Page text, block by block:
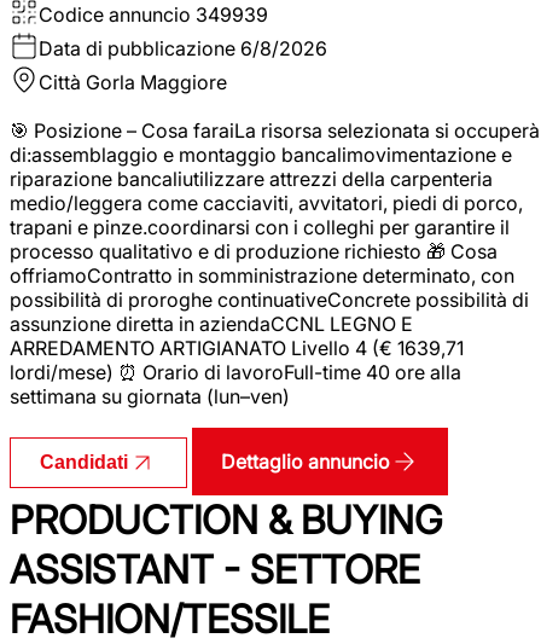
Codice annuncio 349939
Data di pubblicazione 6/8/2026
Città Gorla Maggiore
🎯 Posizione – Cosa faraiLa risorsa selezionata si occuperà
di:assemblaggio e montaggio bancalimovimentazione e
riparazione bancaliutilizzare attrezzi della carpenteria
medio/leggera come cacciaviti, avvitatori, piedi di porco,
trapani e pinze.coordinarsi con i colleghi per garantire il
processo qualitativo e di produzione richiesto 🎁 Cosa
offriamoContratto in somministrazione determinato, con
possibilità di proroghe continuativeConcrete possibilità di
assunzione diretta in aziendaCCNL LEGNO E
ARREDAMENTO ARTIGIANATO Livello 4 (€ 1639,71
lordi/mese) ⏰ Orario di lavoroFull-time 40 ore alla
settimana su giornata (lun–ven)
Candidati Dettaglio annuncio
PRODUCTION & BUYING
ASSISTANT - SETTORE
FASHION/TESSILE